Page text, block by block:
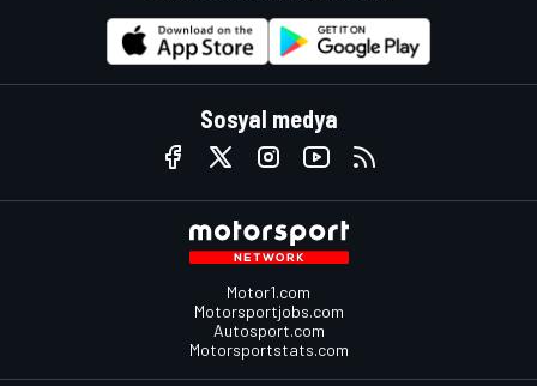
Sosyal medya
Motor1.com
Motorsportjobs.com
Autosport.com
Motorsportstats.com